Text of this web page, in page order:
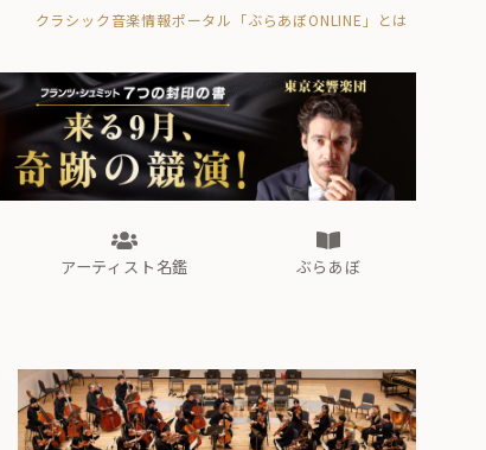
クラシック音楽情報ポータル「ぶらあぼONLINE」とは
ぶらあぼブラス！
フォルテピアノ・オデッセイ
アーティスト名鑑 ぶらあぼ
ぶらあぼブラス！
フォルテピアノ・オデッセイ